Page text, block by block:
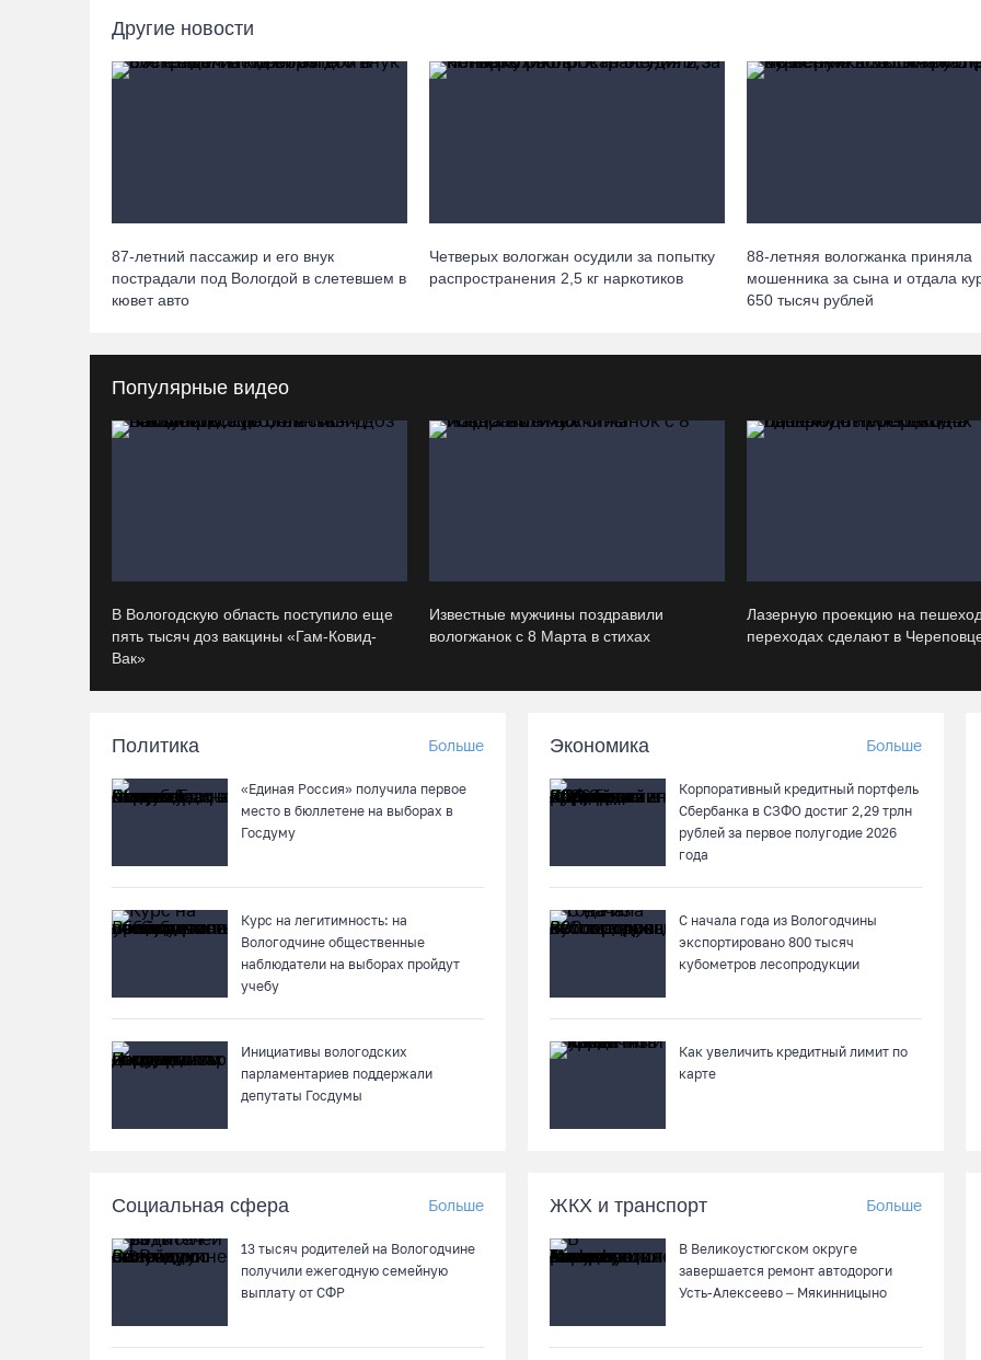
Другие новости
87-летний пассажир и его внук
пострадали под Вологдой в слетевшем в
кювет авто
Четверых вологжан осудили за попытку
распространения 2,5 кг наркотиков
88-летняя вологжанка приняла
мошенника за сына и отдала
650 тысяч рублей
Популярные видео
В Вологодскую область поступило еще
пять тысяч доз вакцины «Гам-Ковид-
Вак»
Известные мужчины поздравили
вологжанок с 8 Марта в стихах
Лазерную проекцию на
переходах сделают в
Политика Больше
«Единая Россия» получила первое
место в бюллетене на выборах в
Госдуму
Курс на легитимность: на
Вологодчине общественные
наблюдатели на выборах пройдут
учебу
Инициативы вологодских
парламентариев поддержали
депутаты Госдумы
Экономика Больше
Корпоративный кредитный портфель
Сбербанка в СЗФО достиг 2,29 трлн
рублей за первое полугодие 2026
года
С начала года из Вологодчины
экспортировано 800 тысяч
кубометров лесопродукции
Как увеличить кредитный лимит по
карте
Социальная сфера Больше
13 тысяч родителей на Вологодчине
получили ежегодную семейную
выплату от СФР
ЖКХ и транспорт Больше
В Великоустюгском округе
завершается ремонт автодороги
Усть-Алексеево – Мякинницыно